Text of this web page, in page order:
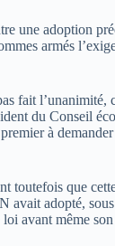
une adoption
armés
fait
du Conseil
à
que
adopté,
avant même